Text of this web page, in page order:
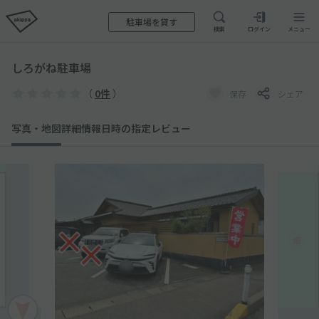
駐車場を貸す
検索 ログイン メニュー
しろがね駐車場
（ 0件 ） 保存 シェア
写真・地図詳細情報日時の指定 レビュー